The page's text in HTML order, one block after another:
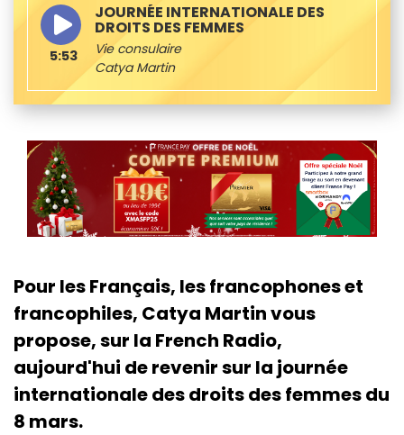
JOURNÉE INTERNATIONALE DES
DROITS DES FEMMES
Vie consulaire
Catya Martin
5:53
Pour les Français, les francophones et
francophiles, Catya Martin vous
propose, sur la French Radio,
aujourd'hui de revenir sur la journée
internationale des droits des femmes du
8 mars.